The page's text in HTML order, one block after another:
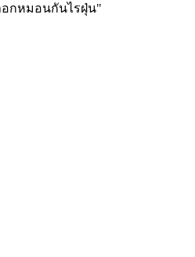
ลอกหมอนกันไรฝุ่น"